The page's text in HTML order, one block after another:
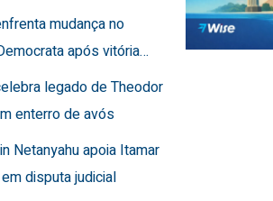
mudança no
após vitória…
legado de Theodor
enterro de avós
Netanyahu apoia Itamar
disputa judicial